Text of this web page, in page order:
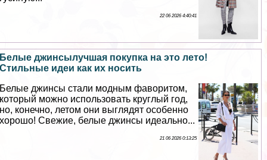
22 06 2026 4:40:41
Белые джинсылучшая покупка на это лето!
Стильные идеи как их носить
Белые джинсы стали модным фаворитом,
который можно использовать круглый год,
но, конечно, летом они выглядят особенно
хорошо! Свежие, белые джинсы идеально...
21 06 2026 0:13:25